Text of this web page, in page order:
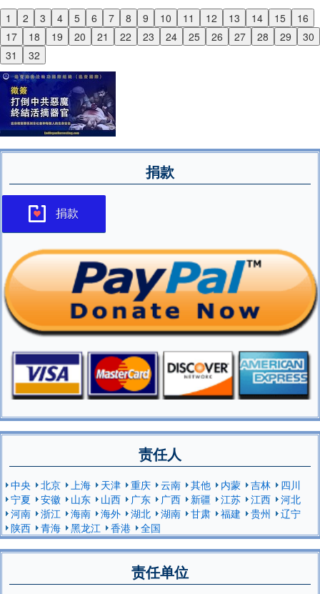
1 2 3 4 5 6 7 8 9 10 11 12 13 14 15
16
17
18 19 20 21 22 23 24 25 26 27 28 29
30
31
32
Previous
Next
捐款
捐款
责任人
中央 北京 上海 天津 重庆 云南 其他 内蒙 吉林
四川
宁夏
安徽 山东 山西 广东 广西 新疆 江苏 江西
河北
河南
浙江 海南 海外 湖北 湖南 甘肃 福建 贵州
辽宁
陕西
青海 黑龙江 香港 全国
责任单位